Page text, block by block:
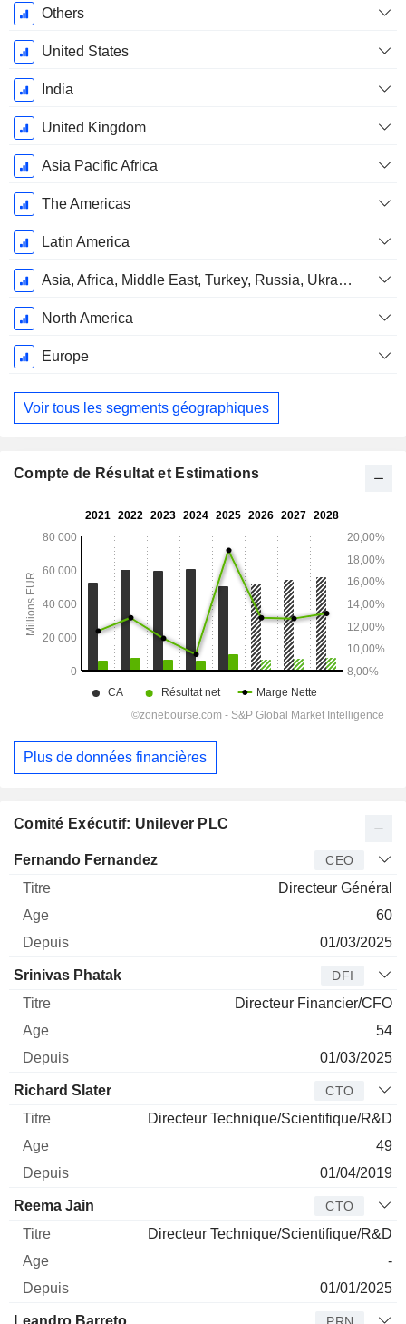
Période
Fiscale:
Décembre
Others
United States
India
United Kingdom
Asia Pacific Africa
The Americas
Latin America
Asia, Africa, Middle East, Turkey, Russia, Ukraine and Belarus (Asia/AMET/RUB)
North America
Europe
Voir tous les segments géographiques
Comité Exécutif: Unilever PLC
Dirigeant Titre Age Depuis
Fernando Fernandez CEO
Directeur Général
60
01/03/2025
Srinivas Phatak DFI
Directeur Financier/CFO
54
01/03/2025
Richard Slater CTO
Directeur Technique/Scientifique/R&D
49
01/04/2019
Reema Jain CTO
Directeur Technique/Scientifique/R&D
-
01/01/2025
Leandro Barreto PRN
Compte de Résultat et Estimations
Plus de données financières